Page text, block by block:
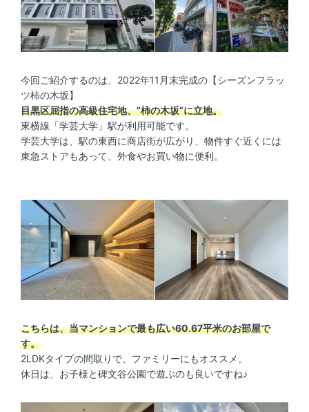
今回ご紹介するのは、2022年11月末完成の【シーズンフラッ
ツ柿の木坂】
目黒区屈指の高級住宅地、”柿の木坂”に立地。
東横線「学芸大学」駅が利用可能です。
学芸大学は、駅の東西に商店街が広がり、物件すぐ近くには
東急ストアもあって、外食やお買い物に便利。
こちらは、当マンションで最も広い60.67平米のお部屋で
す。
2LDKタイプの間取りで、ファミリーにもオススメ。
休日は、お子様と碑文谷公園で遊ぶのも良いですね♪